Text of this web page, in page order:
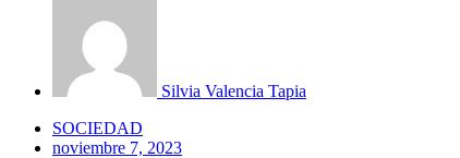
Silvia Valencia Tapia
SOCIEDAD
noviembre 7, 2023